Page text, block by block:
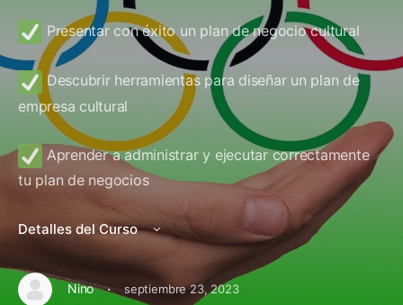
Presentar con éxito un plan de negocio cultural
Descubrir herramientas para diseñar un plan de
empresa cultural
Aprender a administrar y ejecutar correctamente
tu plan de negocios
Detalles del Curso
Nino · septiembre 23, 2023